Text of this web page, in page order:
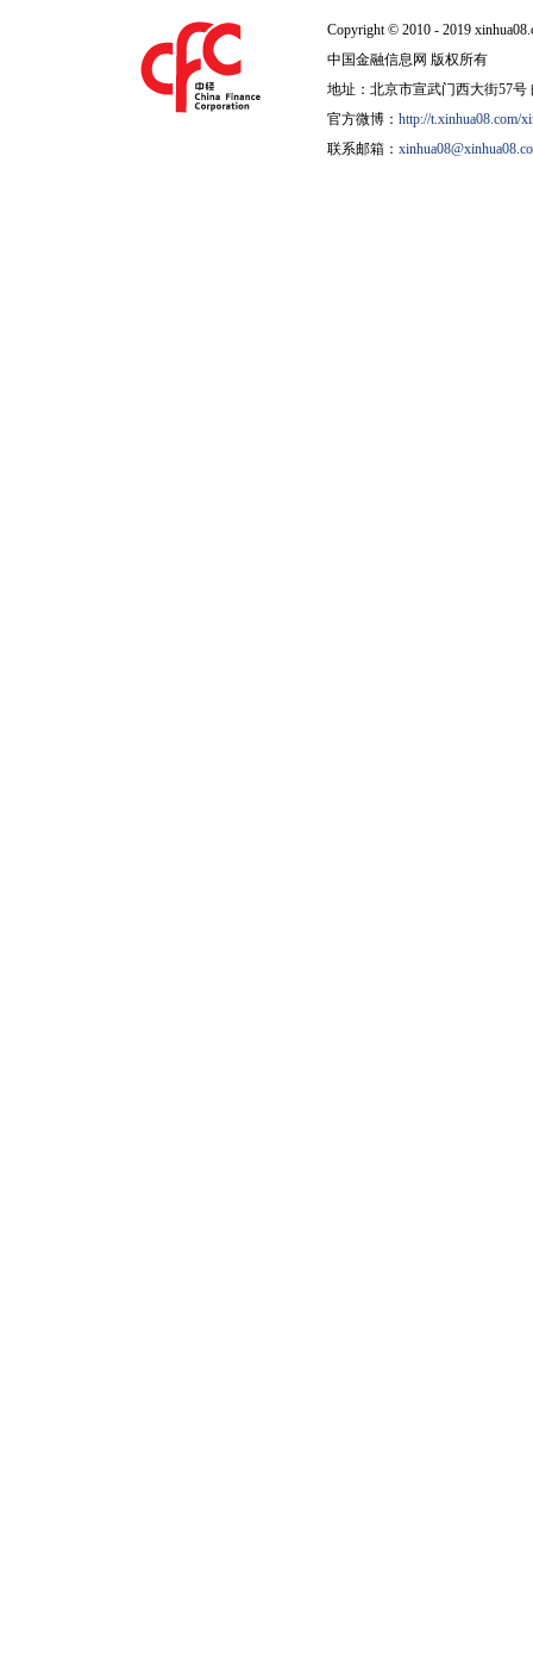
Copyright © 2010 - 2019
中国金融信息网 版权所有
地址：北京市宣武门西大街57号
官方微博： http://t.xinhua08.com/
联系邮箱：